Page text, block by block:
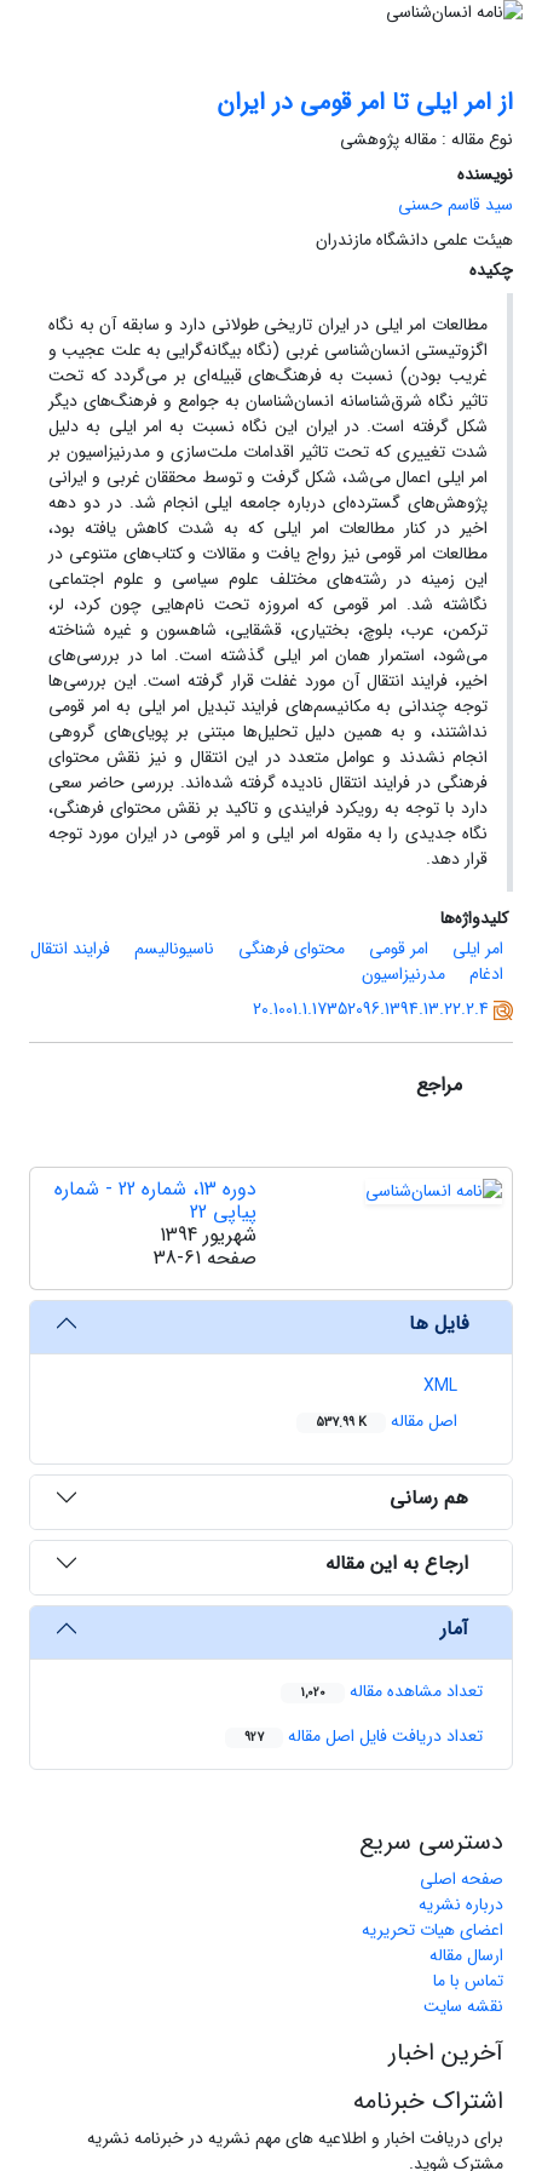
از امر ایلی تا امر قومی در ایران
نوع مقاله : مقاله پژوهشی
نویسنده
سید قاسم حسنی
هیئت علمی دانشگاه مازندران
چکیده
مطالعات امر ایلی در ایران تاریخی طولانی دارد و سابقه آن به نگاه
اگزوتیستی انسان‌شناسی غربی (نگاه بیگانه‌گرایی به علت عجیب و
غریب بودن) نسبت به فرهنگ‌های قبیله‌ای بر می‌گردد که تحت
تاثیر نگاه شرق‌شناسانه انسان‌شناسان به جوامع و فرهنگ‌های دیگر
شکل گرفته است. در ایران این نگاه نسبت به امر ایلی به دلیل
شدت تغییری که تحت تاثیر اقدامات ملت‌سازی و مدرنیزاسیون بر
امر ایلی اعمال می‌شد، شکل گرفت و توسط محققان غربی و ایرانی
پژوهش‌های گسترده‌ای درباره جامعه ایلی انجام شد. در دو دهه
اخیر در کنار مطالعات امر ایلی که به شدت کاهش یافته بود،
مطالعات امر قومی نیز رواج یافت و مقالات و کتاب‌های متنوعی در
این زمینه در رشته‌های مختلف علوم سیاسی و علوم اجتماعی
نگاشته شد. امر قومی که امروزه تحت نام‌هایی چون کرد، لر،
ترکمن، عرب، بلوچ، بختیاری، قشقایی، شاهسون و غیره شناخته
می‌شود، استمرار همان امر ایلی گذشته است. اما در بررسی‌های
اخیر، فرایند انتقال آن مورد غفلت قرار گرفته است. این بررسی‌ها
توجه چندانی به مکانیسم‌های فرایند تبدیل امر ایلی به امر قومی
نداشتند، و به همین دلیل تحلیل‌ها مبتنی بر پویای‌های گروهی
انجام نشدند و عوامل متعدد در این انتقال و نیز نقش محتوای
فرهنگی در فرایند انتقال نادیده گرفته شده‌اند. بررسی حاضر سعی
دارد با توجه به رویکرد فرایندی و تاکید بر نقش محتوای فرهنگی،
نگاه جدیدی را به مقوله امر ایلی و امر قومی در ایران مورد توجه
قرار دهد.
کلیدواژه‌ها
امر ایلی
امر قومی محتوای فرهنگی ناسیونالیسم
فرایند انتقال
ادغام
مدرنیزاسیون
20.1001.1.17352096.1394.13.22.2.4
مراجع
دوره 13، شماره 22 - شماره
پیاپی 22
شهریور 1394
صفحه 38-61
فایل ها
XML
اصل مقاله
537.99 K
هم رسانی
ارجاع به این مقاله
آمار
تعداد مشاهده مقاله 1,020
تعداد دریافت فایل اصل مقاله 927
دسترسی سریع
صفحه اصلی
درباره نشریه
اعضای هیات تحریریه
ارسال مقاله
تماس با ما
نقشه سایت
آخرین اخبار
اشتراک خبرنامه
برای دریافت اخبار و اطلاعیه های مهم نشریه در خبرنامه نشریه
مشترک شوید.